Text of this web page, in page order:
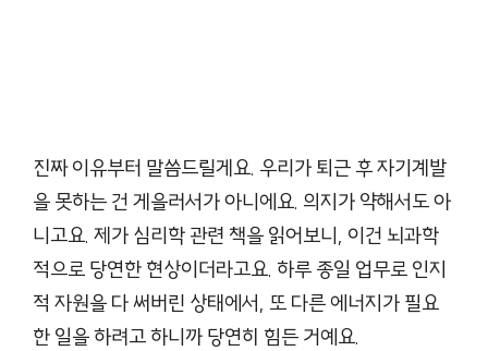
진짜 이유부터 말씀드릴게요. 우리가 퇴근 후 자기계발
을 못하는 건 게을러서가 아니에요. 의지가 약해서도 아
니고요. 제가 심리학 관련 책을 읽어보니, 이건 뇌과학
적으로 당연한 현상이더라고요. 하루 종일 업무로 인지
적 자원을 다 써버린 상태에서, 또 다른 에너지가 필요
한 일을 하려고 하니까 당연히 힘든 거예요.